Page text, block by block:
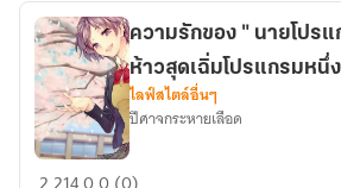
ใต้
เงา
รบ
)
ความ
ความรักของ " นายโปร
ห้าวสุดเฉิ่มโปรแกรมหนึ่
ไลฟ์สไตล์อื่นๆ
ปีศาจกระหายเลือด